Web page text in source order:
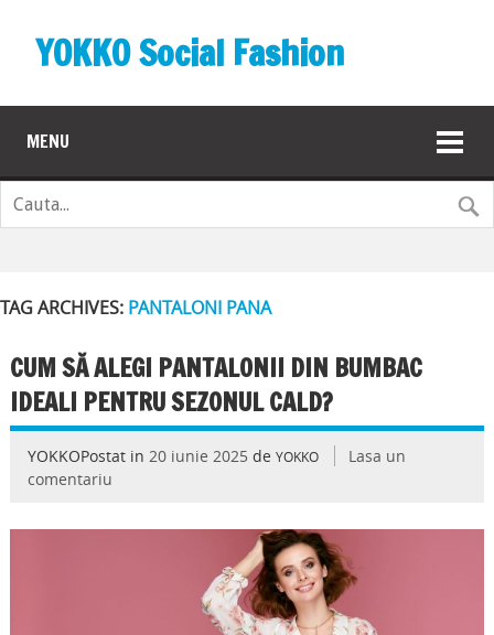
YOKKO Social Fashion
MENU
TAG ARCHIVES: PANTALONI PANA
CUM SĂ ALEGI PANTALONII DIN BUMBAC
IDEALI PENTRU SEZONUL CALD?
YOKKOPostat in 20 iunie 2025 de YOKKO
Lasa un
comentariu